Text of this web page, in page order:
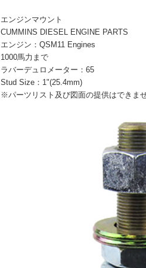
エンジンマウント
CUMMINS DIESEL ENGINE PARTS
エンジン：QSM11 Engines
1000馬力まで
ラバーデュロメーター：65
Stud Size：1"(25.4mm)
※パーツリスト及び図面の提供はできま